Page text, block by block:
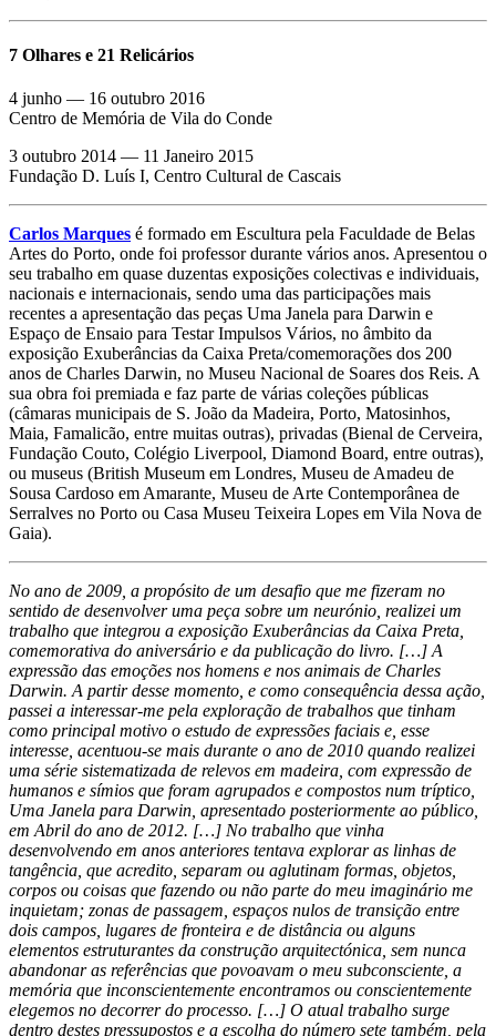
7 Olhares e 21 Relicários
4 junho — 16 outubro 2016
Centro de Memória de Vila do Conde
3 outubro 2014 — 11 Janeiro 2015
Fundação D. Luís I, Centro Cultural de Cascais
Carlos Marques é formado em Escultura pela Faculdade de Belas
Artes do Porto, onde foi professor durante vários anos. Apresentou o
seu trabalho em quase duzentas exposições colectivas e individuais,
nacionais e internacionais, sendo uma das participações mais
recentes a apresentação das peças Uma Janela para Darwin e
Espaço de Ensaio para Testar Impulsos Vários, no âmbito da
exposição Exuberâncias da Caixa Preta/comemorações dos 200
anos de Charles Darwin, no Museu Nacional de Soares dos Reis. A
sua obra foi premiada e faz parte de várias coleções públicas
(câmaras municipais de S. João da Madeira, Porto, Matosinhos,
Maia, Famalicão, entre muitas outras), privadas (Bienal de Cerveira,
Fundação Couto, Colégio Liverpool, Diamond Board, entre outras),
ou museus (British Museum em Londres, Museu de Amadeu de
Sousa Cardoso em Amarante, Museu de Arte Contemporânea de
Serralves no Porto ou Casa Museu Teixeira Lopes em Vila Nova de
Gaia).
No ano de 2009, a propósito de um desafio que me fizeram no
sentido de desenvolver uma peça sobre um neurónio, realizei um
trabalho que integrou a exposição Exuberâncias da Caixa Preta,
comemorativa do aniversário e da publicação do livro. […] A
expressão das emoções nos homens e nos animais de Charles
Darwin. A partir desse momento, e como consequência dessa ação,
passei a interessar-me pela exploração de trabalhos que tinham
como principal motivo o estudo de expressões faciais e, esse
interesse, acentuou-se mais durante o ano de 2010 quando realizei
uma série sistematizada de relevos em madeira, com expressão de
humanos e símios que foram agrupados e compostos num tríptico,
Uma Janela para Darwin, apresentado posteriormente ao público,
em Abril do ano de 2012. […] No trabalho que vinha
desenvolvendo em anos anteriores tentava explorar as linhas de
tangência, que acredito, separam ou aglutinam formas, objetos,
corpos ou coisas que fazendo ou não parte do meu imaginário me
inquietam; zonas de passagem, espaços nulos de transição entre
dois campos, lugares de fronteira e de distância ou alguns
elementos estruturantes da construção arquitectónica, sem nunca
abandonar as referências que povoavam o meu subconsciente, a
memória que inconscientemente encontramos ou conscientemente
elegemos no decorrer do processo. […] O atual trabalho surge
dentro destes pressupostos e a escolha do número sete também, pela